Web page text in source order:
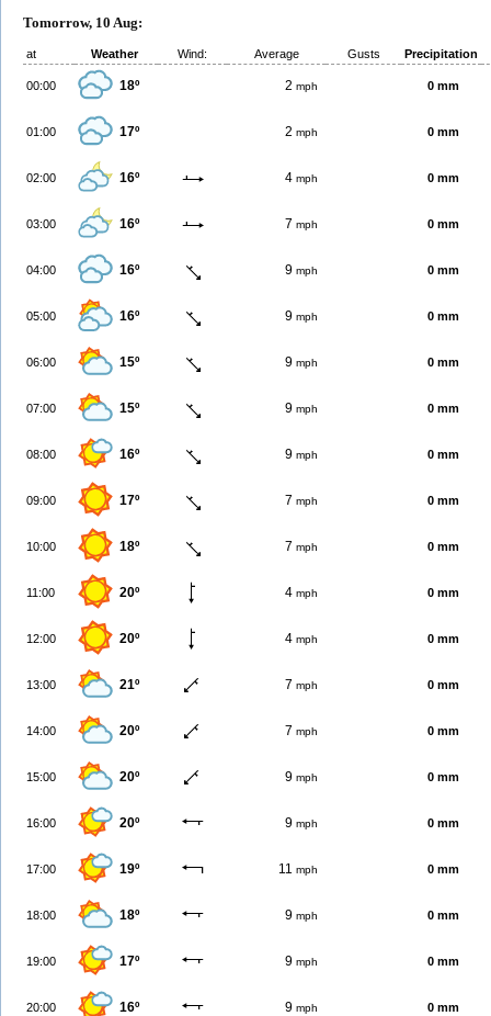
Tomorrow, 10 Aug:
at Weather Wind: Average Gusts Precipitation
00:00 18º 2 mph 0 mm
01:00 17º 2 mph 0 mm
02:00 16º 4 mph 0 mm
03:00 16º 7 mph 0 mm
04:00 16º 9 mph 0 mm
05:00 16º 9 mph 0 mm
06:00 15º 9 mph 0 mm
07:00 15º 9 mph 0 mm
08:00 16º 9 mph 0 mm
09:00 17º 7 mph 0 mm
10:00 18º 7 mph 0 mm
11:00 20º 4 mph 0 mm
12:00 20º 4 mph 0 mm
13:00 21º 7 mph 0 mm
14:00 20º 7 mph 0 mm
15:00 20º 9 mph 0 mm
16:00 20º 9 mph 0 mm
17:00 19º 11 mph 0 mm
18:00 18º 9 mph 0 mm
19:00 17º 9 mph 0 mm
20:00 16º 9 mph 0 mm